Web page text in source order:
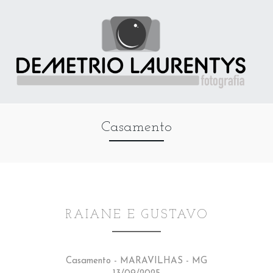
Casamento
RAIANE E GUSTAVO
Casamento - MARAVILHAS - MG